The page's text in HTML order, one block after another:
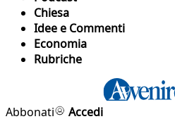
Chiesa
Idee e Commenti
Economia
Rubriche
Abbonati
Accedi